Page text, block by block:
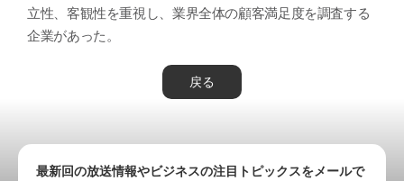
立性、客観性を重視し、業界全体の顧客満足度を調査する
企業があった。
戻る
最新回の放送情報やビジネスの注目トピックスをメールで